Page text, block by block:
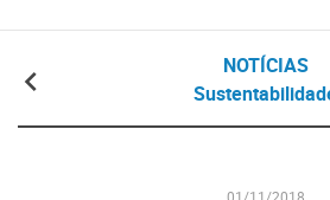
NOTÍCIAS